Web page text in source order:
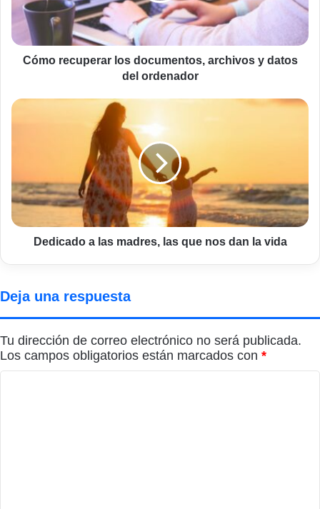
datos
del
ordenador
Cómo recuperar los documentos, archivos y datos
del ordenador
Dedicado
que
nos
dan
la
Dedicado a las madres, las que nos dan la vida
Deja una respuesta
Tu dirección de correo electrónico no será publicada.
Los campos obligatorios están marcados con *